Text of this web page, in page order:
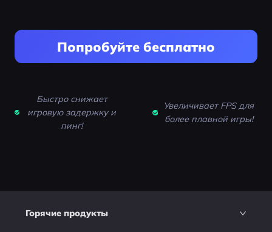
Попробуйте бесплатно
Быстро снижает
игровую задержку и
пинг!
Увеличивает FPS для
более плавной игры!
Горячие продукты